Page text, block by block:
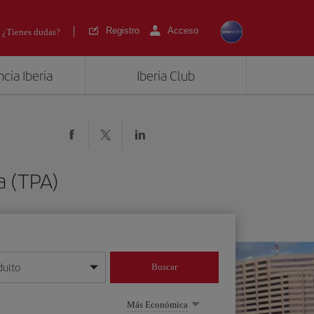
¿Tienes dudas? Registro Acceso
Iberia Iberia Club
(TPA)
mes/año
Buscar
Más Económica